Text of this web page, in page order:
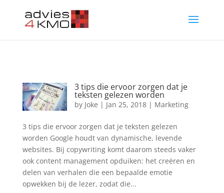
3 tips die ervoor zorgen dat je
teksten gelezen worden
by Joke | Jan 25, 2018| Marketing
3 tips die ervoor zorgen dat je teksten gelezen
worden Google houdt van dynamische, levende
websites. Bij copywriting komt daarom steeds vaker
ook content management opduiken: het creëren en
delen van verhalen die een bepaalde emotie
opwekken bij de lezer, zodat die...